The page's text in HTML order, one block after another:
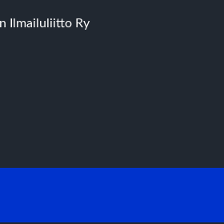
Ilmailuliitto Ry